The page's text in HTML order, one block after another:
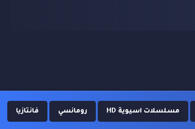
مسلسلات اسيوية HD رومانسي فانتازيا